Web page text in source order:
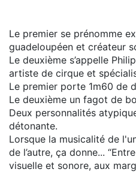
Le premier se prénomme
guadeloupéen et créateur
Le deuxième s’appelle
artiste de cirque et
Le premier porte 1m60 de
Le deuxième un fagot de
Deux personnalités
détonante.
Lorsque la musicalité de
de l’autre, ça donne...
visuelle et sonore, aux